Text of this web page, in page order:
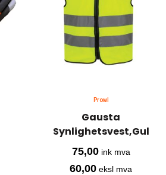
Prowl
Gausta
Synlighetsvest,Gul
75,00ink mva
60,00 eksl mva